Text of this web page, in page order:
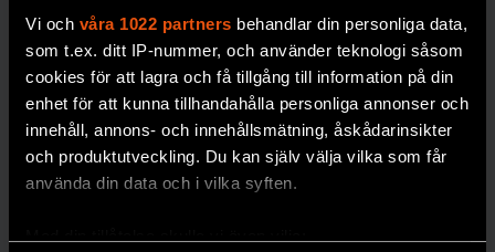
Vi och våra 1022 partners behandlar din personliga data,
som t.ex. ditt IP-nummer, och använder teknologi såsom
cookies för att lagra och få tillgång till information på din
enhet för att kunna tillhandahålla personliga annonser och
innehåll, annons- och innehållsmätning, åskådarinsikter
och produktutveckling. Du kan själv välja vilka som får
använda din data och i vilka syften.
Så stöttas
ultratätt
väte av
forskningss